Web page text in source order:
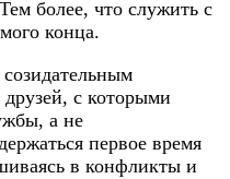
более, что служить с
конца.
с которыми
а не
первое время
в конфликты и